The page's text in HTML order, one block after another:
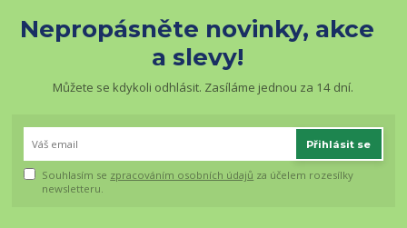
Nepropásněte novinky, akce
a slevy!
Můžete se kdykoli odhlásit. Zasíláme jednou za 14 dní.
Přihlásit se
Souhlasím se zpracováním osobních údajů za účelem rozesílky
newsletteru.